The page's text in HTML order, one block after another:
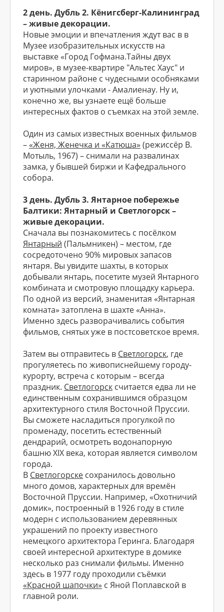
2 день. Дубль 2. Кёнигсберг-Калининград
– живые декорации.
Новые эмоции и впечатления ждут вас в в
Музее изобразительных искусств на
выставке «Город Гофмана.Тайны двух
миров», в музее-квартире "Альтес Хаус" и
старинном районе с чудесными особняками
и уютными улочками - Амалиенау. Ну и,
конечно же, вы узнаете ещё больше
интересных фактов о съемках на этой земле.
Один из самых известных военных фильмов
– «Женя, Женечка и «Катюша» (режиссёр В.
Мотыль, 1967) – снимали на развалинах
замка, у бывшей биржи и Кафедрального
собора.
3 день. Дубль 3. Янтарное побережье
Балтики: Янтарный и Светлогорск –
живые декорации.
Сначала вы познакомитесь с посёлком
Янтарный (Пальмникен) – местом, где
сосредоточено 90% мировых запасов
янтаря. Вы увидите шахты, в которых
добывали янтарь, посетите музей Янтарного
комбината и смотровую площадку карьера.
По одной из версий, знаменитая «Янтарная
комната» затоплена в шахте «Анна».
Именно здесь разворачивались события
фильмов, снятых уже в постсоветское время.
Затем вы отправитесь в Светлогорск, где
прогуляетесь по живописнейшему городу-
курорту, встреча с которым – всегда
праздник. Светлогорск считается едва ли не
единственным сохранившимся образцом
архитектурного стиля Восточной Пруссии.
Вы сможете насладиться прогулкой по
променаду, посетить естественный
дендрарий, осмотреть водонапорную
башню XIX века, которая является символом
города.
В Светлогорске сохранилось довольно
много домов, характерных для времён
Восточной Пруссии. Например, «Охотничий
домик», построенный в 1926 году в стиле
модерн с использованием деревянных
украшений по проекту известного
немецкого архитектора Геринга. Благодаря
своей интересной архитектуре в домике
несколько раз снимали фильмы. Именно
здесь в 1977 году проходили съёмки
«Красной шапочки» с Яной Поплавской в
главной роли.